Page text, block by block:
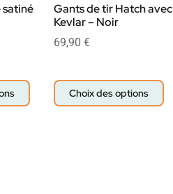
satiné
Gants de tir Hatch avec
Kevlar – Noir
69,90 €
Choix des options